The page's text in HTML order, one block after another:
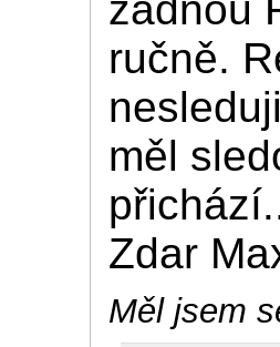
žádnou
ručně.
měl
Zdar
Měl jsem